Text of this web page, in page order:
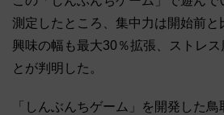
測定したところ、集中力は開始前と
興味の幅も最大30％拡張、ストレス
とが判明した。
「しんぶんちゲーム」を開発した